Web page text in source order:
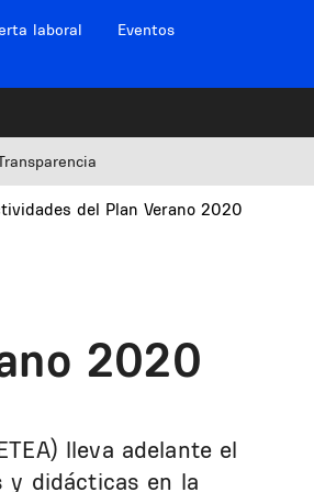
laboral Eventos
del Plan Verano 2020
2020
lleva adelante el
y didácticas en la